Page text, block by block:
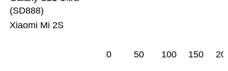
Xiaomi Mi 2S
(SD888)
0 50 100 150